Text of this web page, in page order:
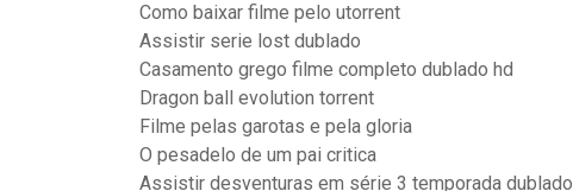
Como baixar filme pelo utorrent
Assistir serie lost dublado
Casamento grego filme completo dublado hd
Dragon ball evolution torrent
Filme pelas garotas e pela gloria
O pesadelo de um pai critica
Assistir desventuras em série 3 temporada dublado